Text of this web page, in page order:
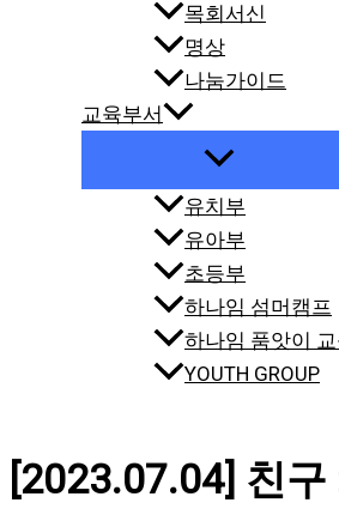
목회서신
명상
나눔가이드
교육부서
유치부
유아부
초등부
하나임 섬머캠프
하나임 품앗이
YOUTH GROUP
[2023.07.04] 친